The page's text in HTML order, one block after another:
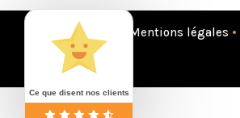
Mentions légales •
Ce que disent nos clients